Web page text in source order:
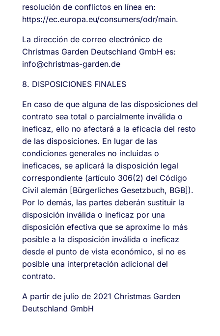
resolución de conflictos en línea en:
https://ec.europa.eu/consumers/odr/main.
La dirección de correo electrónico de
Christmas Garden Deutschland GmbH es:
info@christmas-garden.de
8. DISPOSICIONES FINALES
En caso de que alguna de las disposiciones del
contrato sea total o parcialmente inválida o
ineficaz, ello no afectará a la eficacia del resto
de las disposiciones. En lugar de las
condiciones generales no incluidas o
ineficaces, se aplicará la disposición legal
correspondiente (artículo 306(2) del Código
Civil alemán [Bürgerliches Gesetzbuch, BGB]).
Por lo demás, las partes deberán sustituir la
disposición inválida o ineficaz por una
disposición efectiva que se aproxime lo más
posible a la disposición inválida o ineficaz
desde el punto de vista económico, si no es
posible una interpretación adicional del
contrato.
A partir de julio de 2021 Christmas Garden
Deutschland GmbH